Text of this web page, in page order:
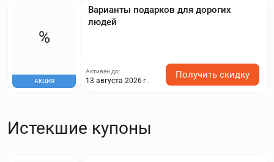
Варианты подарков для дорогих
людей
%
АКЦИЯ
Активен до:
13 августа 2026 г.
Получить скидку
Истекшие купоны